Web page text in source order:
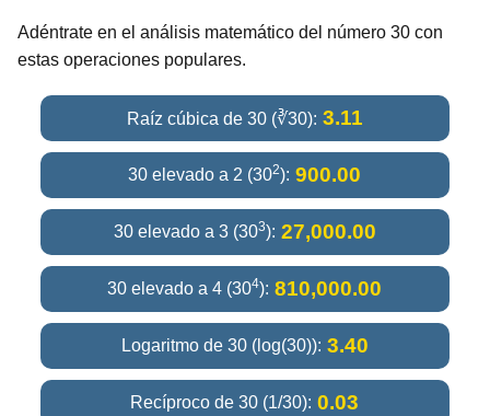
Adéntrate en el análisis matemático del número 30 con
estas operaciones populares.
Raíz cúbica de 30 (∛30): 3.11
30 elevado a 2 (302): 900.00
30 elevado a 3 (303): 27,000.00
30 elevado a 4 (304): 810,000.00
Logaritmo de 30 (log(30)): 3.40
Recíproco de 30 (1/30): 0.03